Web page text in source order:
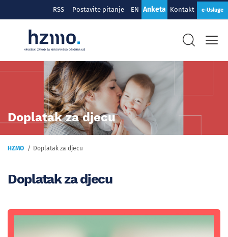
RSS Postavite pitanje EN Anketa Kontakt e-Usluge
Doplatak za djecu
HZMO Doplatak za djecu
Doplatak za djecu